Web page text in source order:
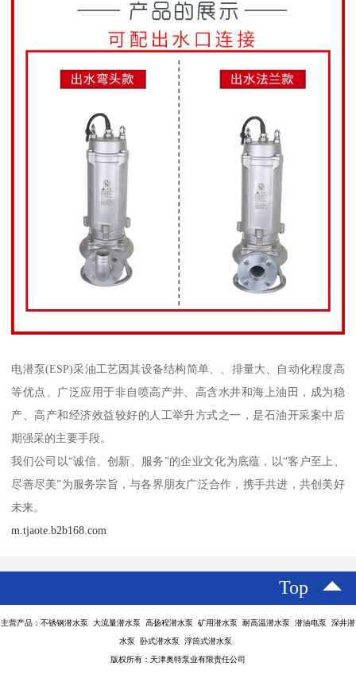
电潜泵(ESP)采油工艺因其设备结构简单、、排量大、自动化程度高
等优点、广泛应用于非自喷高产井、高含水井和海上油田，成为稳
产、高产和经济效益较好的人工举升方式之一，是石油开采案中后
期强采的主要手段。
我们公司以“诚信、创新、服务”的企业文化为底蕴，以“客户至上、
尽善尽美”为服务宗旨，与各界朋友广泛合作，携手共进，共创美好
未来。
m.tjaote.b2b168.com
Top
主营产品：不锈钢潜水泵 大流量潜水泵 高扬程潜水泵 矿用潜水泵 耐高温潜水泵 潜油电泵 深井潜
水泵 卧式潜水泵 浮筒式潜水泵
版权所有：天津奥特泵业有限责任公司